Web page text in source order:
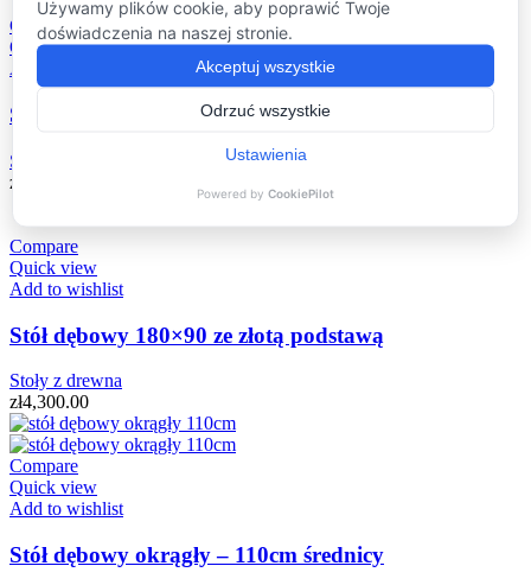
Compare
Quick view
Add to wishlist
Stół dębowy 160cm z podstawą pająk
Stoły z drewna
zł
Compare
Quick view
Add to wishlist
Stół dębowy 180×90 ze złotą podstawą
Stoły z drewna
zł4,300.00
Compare
Quick view
Add to wishlist
Stół dębowy okrągły – 110cm średnicy